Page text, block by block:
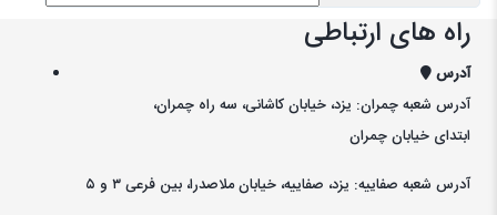
راه های ارتباطی
آدرس
آدرس شعبه چمران: یزد، خیابان کاشانی، سه راه چمران،
ابتدای خیابان چمران
آدرس شعبه صفاییه: یزد، صفاییه، خیابان ملاصدرا، بین فرعی ۳ و ۵